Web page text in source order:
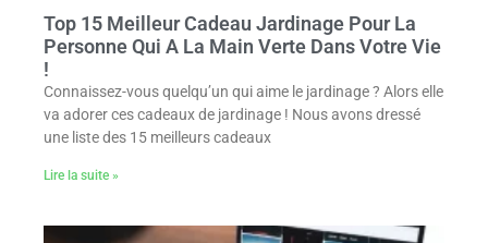
Top 15 Meilleur Cadeau Jardinage Pour La
Personne Qui A La Main Verte Dans Votre Vie
!
Connaissez-vous quelqu’un qui aime le jardinage ? Alors elle
va adorer ces cadeaux de jardinage ! Nous avons dressé
une liste des 15 meilleurs cadeaux
Lire la suite »